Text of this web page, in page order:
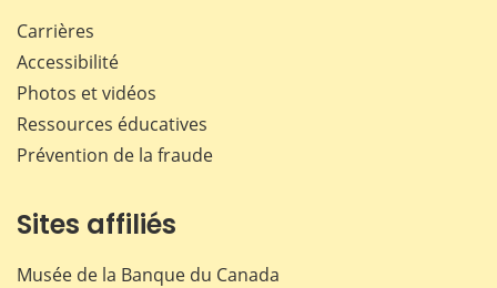
Carrières
Accessibilité
Photos et vidéos
Ressources éducatives
Prévention de la fraude
Sites affiliés
Musée de la Banque du Canada